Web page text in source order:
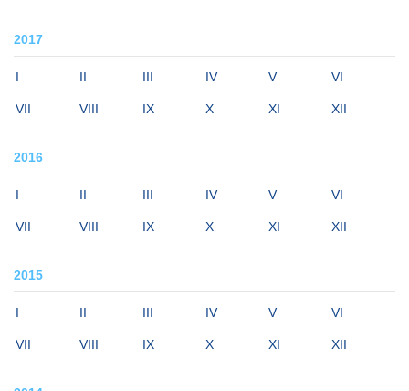
2017
I II III IV V VI
VII VIII IX X XI XII
2016
I II III IV V VI
VII VIII IX X XI XII
2015
I II III IV V VI
VII VIII IX X XI XII